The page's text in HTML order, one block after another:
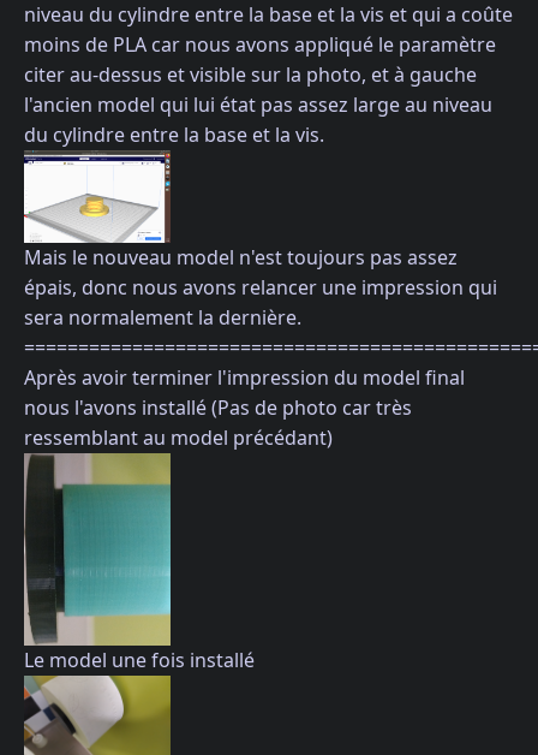
niveau du cylindre entre la base et la vis et qui a coûte
moins de PLA car nous avons appliqué le paramètre
citer au-dessus et visible sur la photo, et à gauche
l'ancien model qui lui état pas assez large au niveau
du cylindre entre la base et la vis.
Mais le nouveau model n'est toujours pas assez
épais, donc nous avons relancer une impression qui
sera normalement la dernière.
Après avoir terminer l'impression du model final
nous l'avons installé (Pas de photo car très
ressemblant au model précédant)
Le model une fois installé